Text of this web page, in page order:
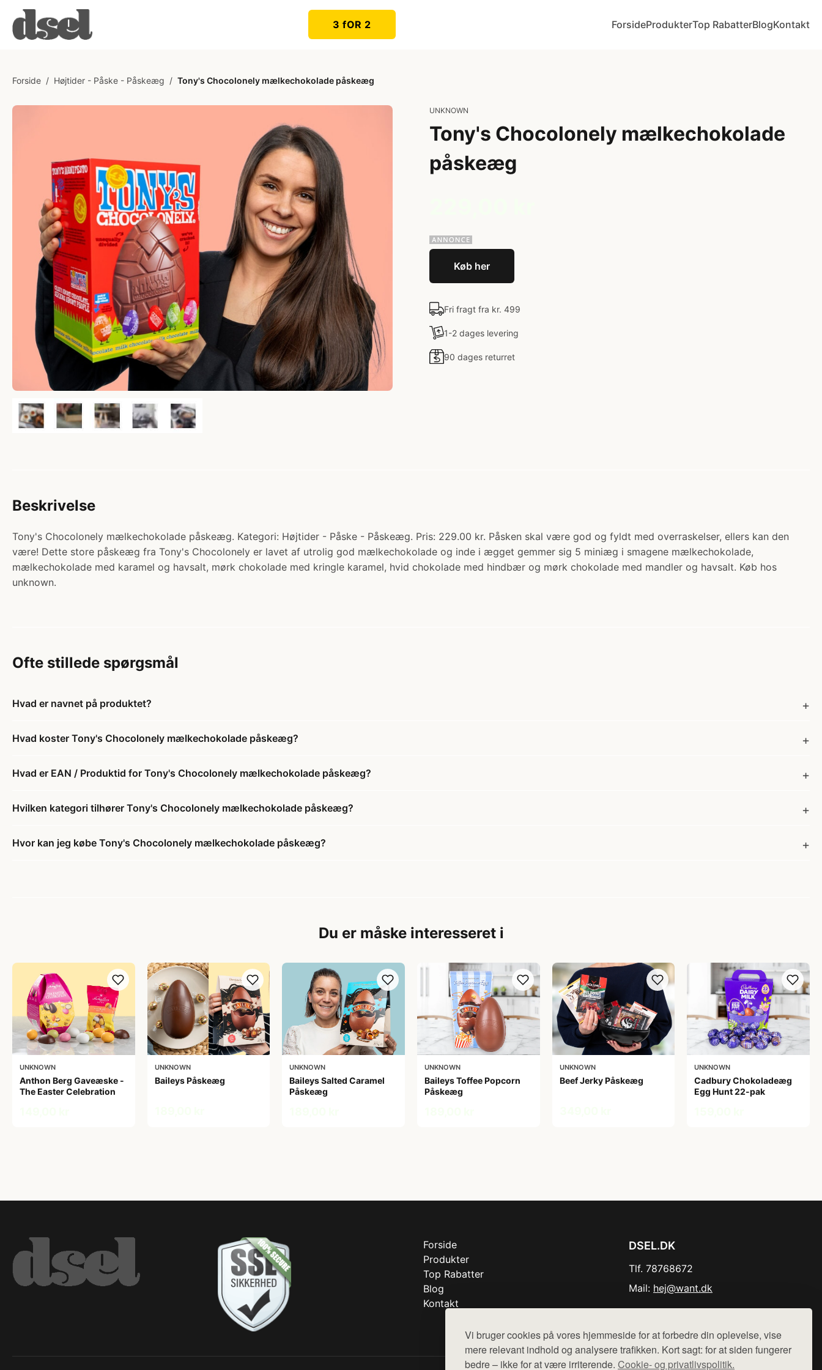
Vi bruger cookies på vores hjemmeside for at forbedre din oplevelse, vise
mere relevant indhold og analysere trafikken. Kort sagt: for at siden fungerer
bedre – ikke for at være irriterende. Cookie- og privatlivspolitik.
3 fOR 2 ForsideProdukterTop RabatterBlogKontakt
Forside / Højtider - Påske - Påskeæg / Tony's Chocolonely mælkechokolade påskeæg
UNKNOWN
Tony's Chocolonely mælkechokolade
påskeæg
Køb her
Fri fragt fra kr. 499
1-2 dages levering
90 dages returret
Beskrivelse
Tony's Chocolonely mælkechokolade påskeæg. Kategori: Højtider - Påske - Påskeæg. Pris: 229.00 kr. Påsken skal være god og fyldt med overraskelser, ellers kan den
være! Dette store påskeæg fra Tony's Chocolonely er lavet af utrolig god mælkechokolade og inde i ægget gemmer sig 5 miniæg i smagene mælkechokolade,
mælkechokolade med karamel og havsalt, mørk chokolade med kringle karamel, hvid chokolade med hindbær og mørk chokolade med mandler og havsalt. Køb hos
unknown.
Ofte stillede spørgsmål
Hvad er navnet på produktet?
Hvad koster Tony's Chocolonely mælkechokolade påskeæg?
Hvad er EAN / Produktid for Tony's Chocolonely mælkechokolade påskeæg?
Hvilken kategori tilhører Tony's Chocolonely mælkechokolade påskeæg?
Hvor kan jeg købe Tony's Chocolonely mælkechokolade påskeæg?
Du er måske interesseret i
UNKNOWN
Anthon Berg Gaveæske -
The Easter Celebration
UNKNOWN
Baileys Påskeæg
UNKNOWN
Baileys Salted Caramel
Påskeæg
UNKNOWN
Baileys Toffee Popcorn
Påskeæg
UNKNOWN
Beef Jerky Påskeæg
UNKNOWN
Cadbury Chokoladeæg
Egg Hunt 22-pak
Forside
Produkter
Top Rabatter
Blog
Kontakt
DSEL.DK
Tlf. 78768672
Mail: hej@want.dk